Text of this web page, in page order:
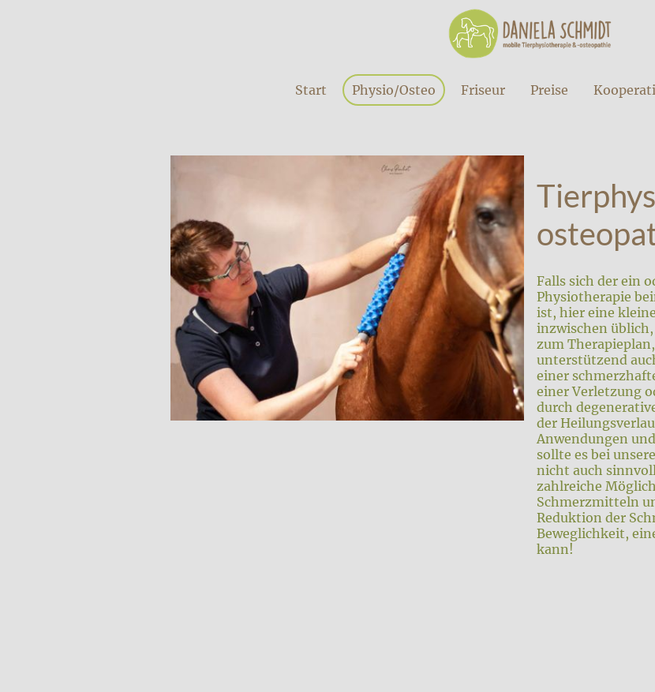
Start Physio/Osteo Friseur Preise
Falls sich der ein
Physiotherapie
ist, hier eine
inzwischen
zum
unterstützend
einer
einer Verletzung
durch
der
Anwendungen
sollte es bei
nicht auch
zahlreiche
Schmerzmitteln
Reduktion der
Beweglichkeit,
kann!